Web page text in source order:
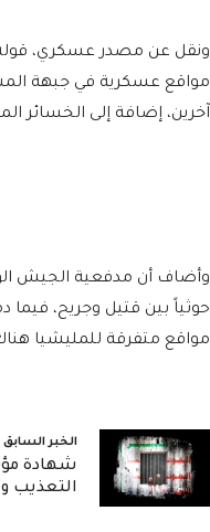
ونقل عن مصدر عسكري، قوله
آخرين، إضافة إلى الخسائر
مواقع متفرقة للمليشيا
الخبر السابق
التعذيب